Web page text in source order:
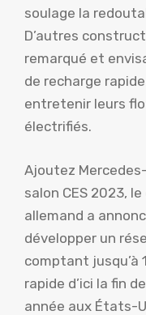
soulage la
D’autres
remarqué et
de recharge
entretenir leurs
électrifiés.
Ajoutez
salon CES 2023,
allemand a
développer un
comptant jusqu’à
rapide d’ici la fin
année aux États-